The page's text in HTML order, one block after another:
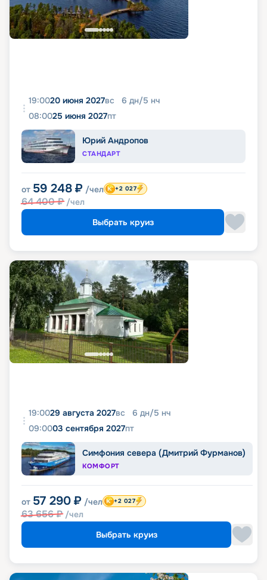
19:0020 июня 2027вс 6 дн/5 нч
08:0025 июня 2027пт
Юрий Андропов
СТАНДАРТ
от 59 248 ₽ /чел
64 400₽ /чел
+2 027
Выбрать круиз
19:0029 августа 2027вс 6 дн/5 нч
09:0003 сентября 2027пт
Симфония севера (Дмитрий Фурманов)
КОМФОРТ
от 57 290 ₽ /чел
63 656₽ /чел
+2 027
Выбрать круиз